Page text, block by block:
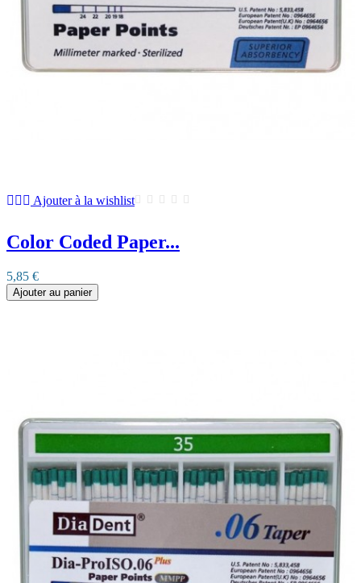
Ajouter à la wishlist
Color Coded Paper...
5,85 €
Ajouter au panier